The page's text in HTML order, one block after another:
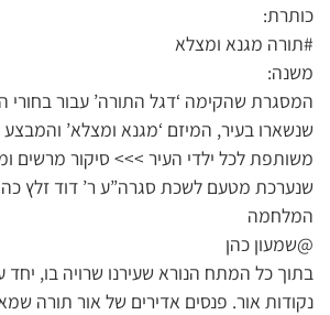
כותרת:
#תורה מגנא ומצלא
משנה:
המסגרת שהקימה ‘דגל התורה’ עבור בחורי
שנשארו בעיר, המיזם ‘מגנא ומצלא’
משותפת לכל ילדי העיר >>> סיקור מרשים
שנערכת מטעם לשכת סגרה”ע ר’ דוד זלץ
המלחמה
@שמעון כהן
בתוך כל המתח הנורא שעירנו שרויה בו,
נקודות אור. פנסים אדירים של אור תורה